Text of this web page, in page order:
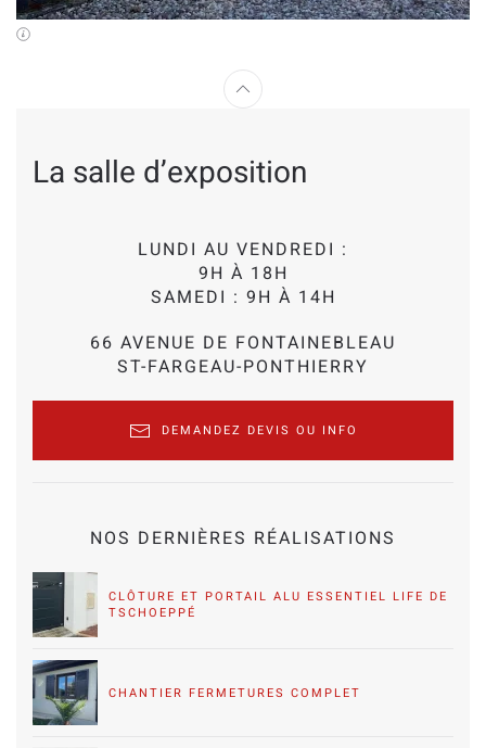
La salle d’exposition
LUNDI AU VENDREDI :
9H À 18H
SAMEDI : 9H À 14H
66 AVENUE DE FONTAINEBLEAU
ST-FARGEAU-PONTHIERRY
DEMANDEZ DEVIS OU INFO
NOS DERNIÈRES RÉALISATIONS
CLÔTURE ET PORTAIL ALU ESSENTIEL LIFE DE
TSCHOEPPÉ
CHANTIER FERMETURES COMPLET